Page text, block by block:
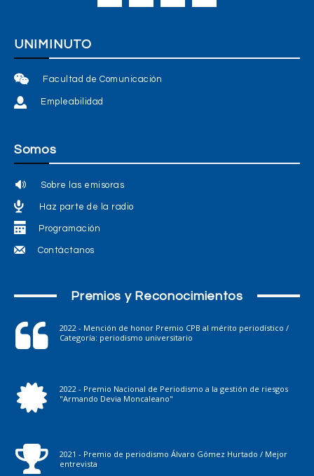
UNIMINUTO
Facultad de Comunicación
Empleabilidad
Somos
Sobre las emisoras
Haz parte de la radio
Programación
Contáctanos
Premios y Reconocimientos
2022 - Mención de honor Premio CPB al mérito periodístico /
Categoría: periodismo universitario
2022 - Premio Nacional de Periodismo a la gestión de riesgos
"Armando Devia Moncaleano"
2021 - Premio de periodismo Álvaro Gómez Hurtado / Mejor
entrevista